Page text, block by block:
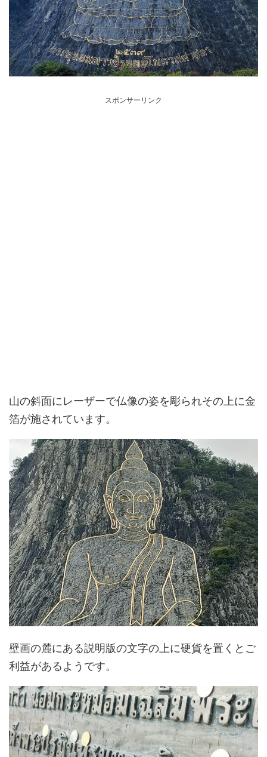
スポンサーリンク
山の斜面にレーザーで仏像の姿を彫られその上に金
箔が施されています。
壁画の麓にある説明版の文字の上に硬貨を置くとご
利益があるようです。